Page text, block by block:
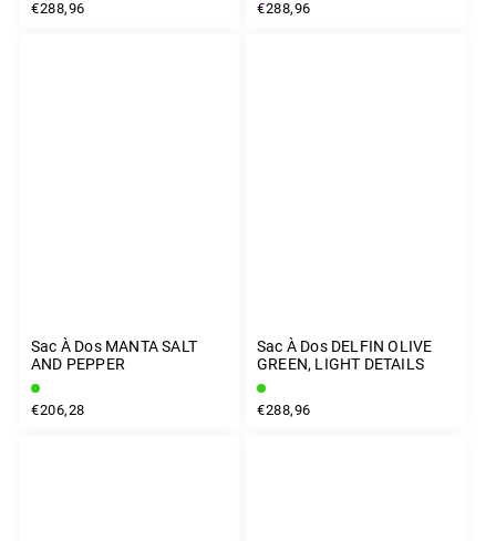
€288,96 €288,96
Sac À Dos MANTA SALT
AND PEPPER
€206,28
Sac À Dos DELFIN OLIVE
GREEN, LIGHT DETAILS
€288,96